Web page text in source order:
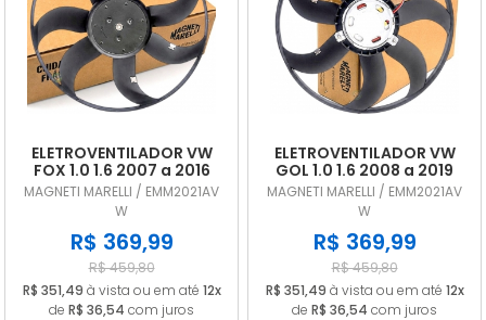
ELETROVENTILADOR VW
FOX 1.0 1.6 2007 a 2016
FLEX C. MEC / COM AR
EMM2021AVW
MAGNETI MARELLI / EMM2021AV
W
R$ 369,99
R$ 459,80
R$ 351,49 à vista ou em até 12x
de R$ 36,54 com juros
ELETROVENTILADOR VW
GOL 1.0 1.6 2008 a 2019
FLEX C. MEC / COM AR
EMM2021AVW
MAGNETI MARELLI / EMM2021AV
W
R$ 369,99
R$ 459,80
R$ 351,49 à vista ou em até 12x
de R$ 36,54 com juros